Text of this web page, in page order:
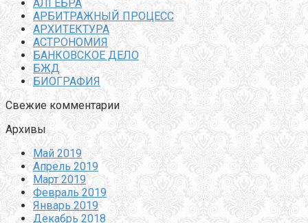
АЛГЕБРА
АРБИТРАЖНЫЙ ПРОЦЕСС
АРХИТЕКТУРА
АСТРОНОМИЯ
БАНКОВСКОЕ ДЕЛО
БЖД
БИОГРАФИЯ
Свежие комментарии
Архивы
Май 2019
Апрель 2019
Март 2019
Февраль 2019
Январь 2019
Декабрь 2018